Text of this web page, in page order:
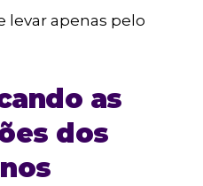
levar apenas pelo
as
dos